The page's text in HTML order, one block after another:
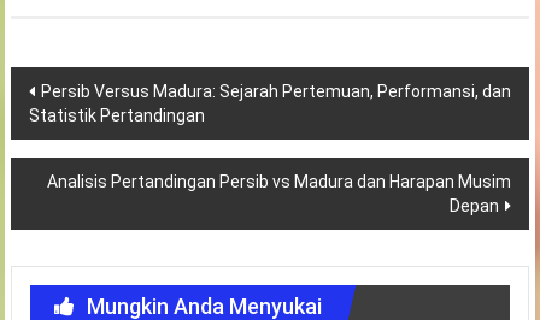
Navigasi
pos
Persib Versus Madura: Sejarah Pertemuan, Performansi, dan
Statistik Pertandingan
Analisis Pertandingan Persib vs Madura dan Harapan Musim
Depan
Mungkin Anda Menyukai